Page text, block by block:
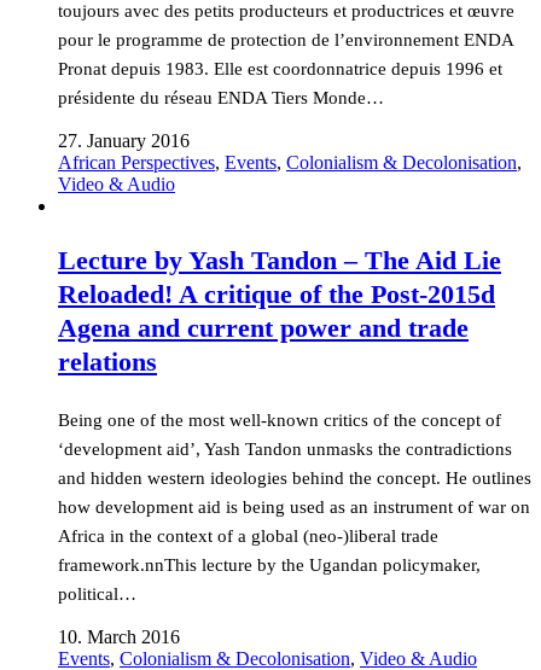
toujours avec des petits producteurs et productrices et œuvre
pour le programme de protection de l’environnement ENDA
Pronat depuis 1983. Elle est coordonnatrice depuis 1996 et
présidente du réseau ENDA Tiers Monde…
27. January 2016
African Perspectives, Events, Colonialism & Decolonisation,
Video & Audio
Lecture by Yash Tandon – The Aid Lie
Reloaded! A critique of the Post-2015d
Agena and current power and trade
relations
Being one of the most well-known critics of the concept of
‘development aid’, Yash Tandon unmasks the contradictions
and hidden western ideologies behind the concept. He outlines
how development aid is being used as an instrument of war on
Africa in the context of a global (neo-)liberal trade
framework.nnThis lecture by the Ugandan policymaker,
political…
10. March 2016
Events, Colonialism & Decolonisation, Video & Audio